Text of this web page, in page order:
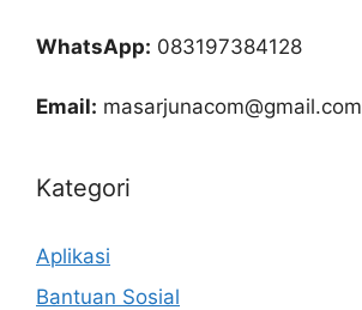
WhatsApp: 083197384128
Email: masarjunacom@gmail.com
Kategori
Aplikasi
Bantuan Sosial